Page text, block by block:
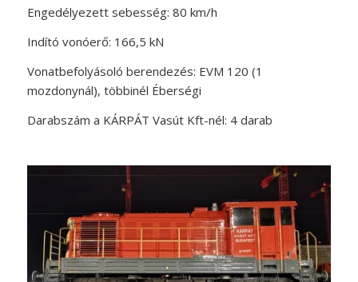
Engedélyezett sebesség: 80 km/h
Indító vonóerő: 166,5 kN
Vonatbefolyásoló berendezés: EVM 120 (1
mozdonynál), többinél Éberségi
Darabszám a KÁRPÁT Vasút Kft-nél: 4 darab